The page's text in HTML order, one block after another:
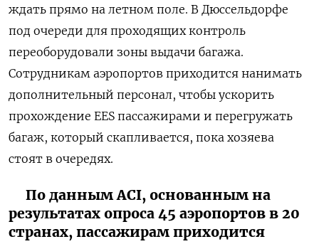
ждать прямо на летном поле. В Дюссельдорфе
под очереди для проходящих контроль
переоборудовали зоны выдачи багажа.
Сотрудникам аэропортов приходится нанимать
дополнительный персонал, чтобы ускорить
прохождение EES пассажирами и перегружать
багаж, который скапливается, пока хозяева
стоят в очередях.
По данным ACI, основанным на
результатах опроса 45 аэропортов в 20
странах, пассажирам приходится